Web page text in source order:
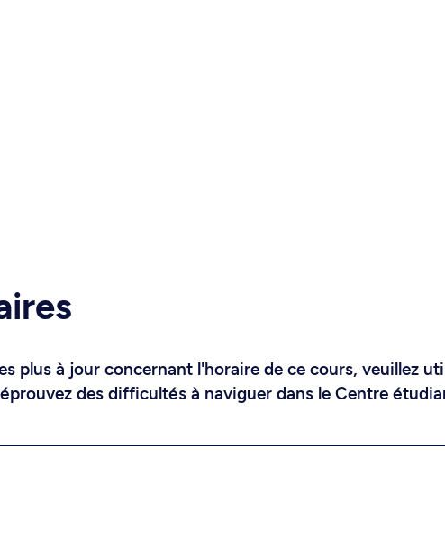
plus à jour concernant l'horaire de ce cours, veuillez
des difficultés à naviguer dans le Centre